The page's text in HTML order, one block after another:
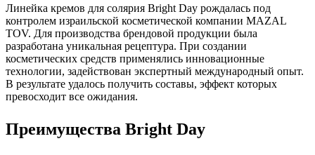
Линейка кремов для солярия Bright Day рождалась под
контролем израильской косметической компании MAZAL
TOV. Для производства брендовой продукции была
разработана уникальная рецептура. При создании
косметических средств применялись инновационные
технологии, задействован экспертный международный опыт.
В результате удалось получить составы, эффект которых
превосходит все ожидания.
Преимущества Bright Day